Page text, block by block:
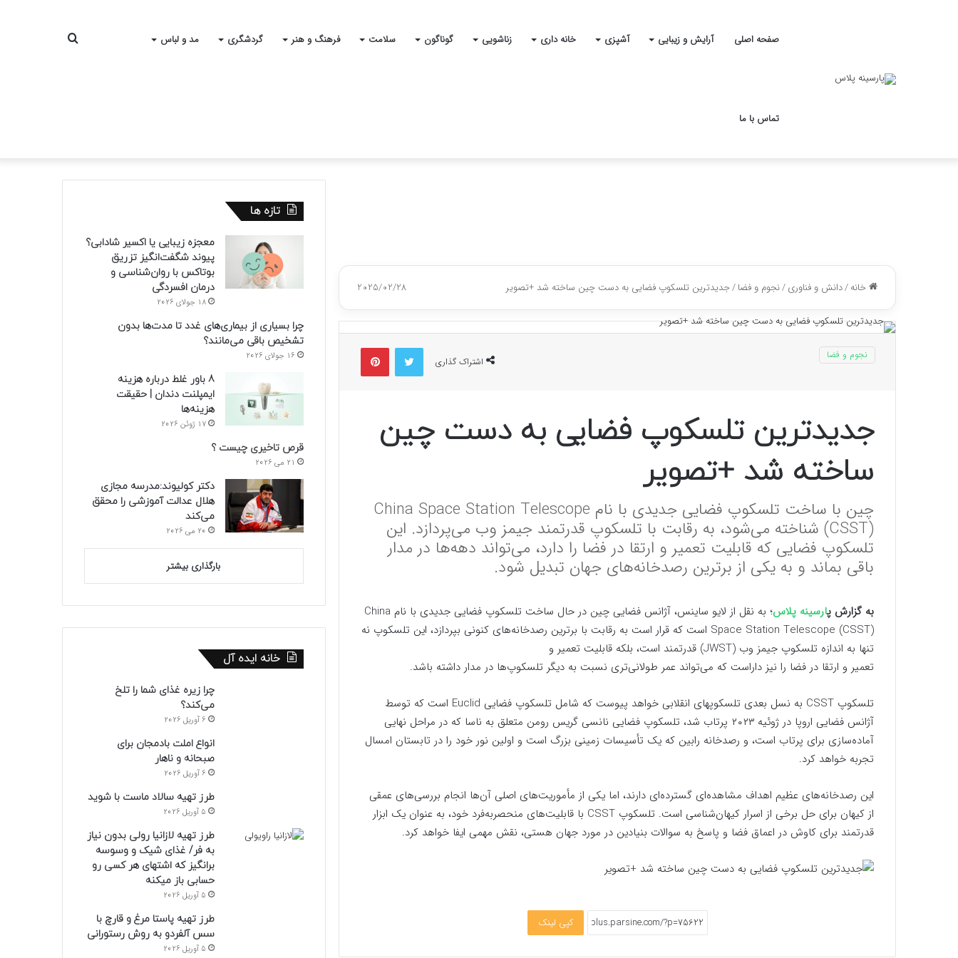
صفحه اصلی آرایش و زیبایی آشپزی خانه داری زناشویی گوناگون سلامت فرهنگ و هنر گردشگری مد و لباس
تماس با ما
جستجو
خانه/دانش و فناوری/نجوم و فضا/جدیدترین تلسکوپ فضایی به دست چین ساخته شد +تصویر 2025/02/28
اشتراک گذاری
توییتر پینتریست
نجوم و فضا
جدیدترین تلسکوپ فضایی به دست چین
ساخته شد +تصویر
چین با ساخت تلسکوپ فضایی جدیدی با نام China Space Station Telescope
‪(CSST)‬ شناخته می‌شود، به رقابت با تلسکوپ قدرتمند جیمز وب می‌پردازد. این
تلسکوپ فضایی که قابلیت تعمیر و ارتقا در فضا را دارد، می‌تواند دهه‌ها در مدار
باقی بماند و به یکی از برترین رصدخانه‌های جهان تبدیل شود.
به گزارش پارسینه پلاس
؛ به نقل از لایو ساینس، آژانس فضایی چین در حال ساخت تلسکوپ فضایی جدیدی با نام China
Space Station Telescope ‪(CSST)‬ است که قرار است به رقابت با برترین رصدخانه‌های کنونی بپردازد، این تلسکوپ نه
تنها به اندازه تلسکوپ جیمز وب (JWST) قدرتمند است، بلکه قابلیت تعمیر و
تعمیر و ارتقا در فضا را نیز داراست که می‌تواند عمر طولانی‌تری نسبت به دیگر تلسکوپ‌ها در مدار داشته باشد.
تلسکوپ CSST به نسل بعدی تلسکوپهای انقلابی خواهد پیوست که شامل تلسکوپ فضایی Euclid است که توسط
آژانس فضایی اروپا در ژوئیه ۲۰۲۳ پرتاب شد، تلسکوپ فضایی نانسی گریس رومن متعلق به ناسا که در مراحل نهایی
آماده‌سازی برای پرتاب است، و رصدخانه رابین که یک تأسیسات زمینی بزرگ است و اولین نور خود را در تابستان امسال
تجربه خواهد کرد.
این رصدخانه‌های عظیم اهداف مشاهده‌ای گسترده‌ای دارند، اما یکی از مأموریت‌های اصلی آن‌ها انجام بررسی‌های عمقی
از کیهان برای حل برخی از اسرار کیهان‌شناسی است. تلسکوپ CSST با قابلیت‌های منحصربه‌فرد خود، به عنوان یک ابزار
قدرتمند برای کاوش در اعماق فضا و پاسخ به سوالات بنیادین در مورد جهان هستی، نقش مهمی ایفا خواهد کرد.
کپی لینک
تازه ها
معجزه زیبایی یا اکسیر شادابی؟
پیوند شگفت‌انگیز تزریق
بوتاکس با روان‌شناسی و
درمان افسردگی
18 جولای 2026
چرا بسیاری از بیماری‌های غدد تا مدت‌ها بدون
تشخیص باقی می‌مانند؟
16 جولای 2026
8 باور غلط درباره هزینه
ایمپلنت دندان | حقیقت
هزینه‌ها
17 ژوئن 2026
قرص تاخیری چیست ؟
21 می 2026
دکتر کولیوند:مدرسه مجازی
هلال عدالت آموزشی را محقق
می‌کند
20 می 2026
بارگذاری بیشتر
خانه ایده آل
چرا زیره غذای شما را تلخ
می‌کند؟
6 آوریل 2026
انواع املت بادمجان برای
صبحانه و ناهار
6 آوریل 2026
طرز تهیه سالاد ماست با شوید
5 آوریل 2026
طرز تهیه لازانیا رولی بدون نیاز
به فر/ غذای شیک و وسوسه
برانگیز که اشتهای هر کسی رو
حسابی باز میکنه
5 آوریل 2026
طرز تهیه پاستا مرغ و قارچ با
سس آلفردو به روش رستورانی
5 آوریل 2026